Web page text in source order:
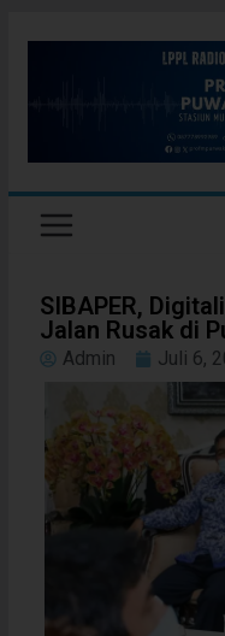
SIBAPER,
Jalan Rusak di
Admin Juli 6,